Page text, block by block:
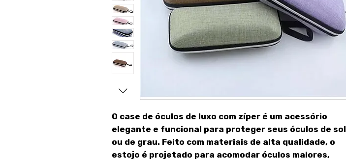
O case de óculos de luxo com zíper é um acessório
elegante e funcional para proteger seus óculos de sol
ou de grau. Feito com materiais de alta qualidade, o
estojo é projetado para acomodar óculos maiores,